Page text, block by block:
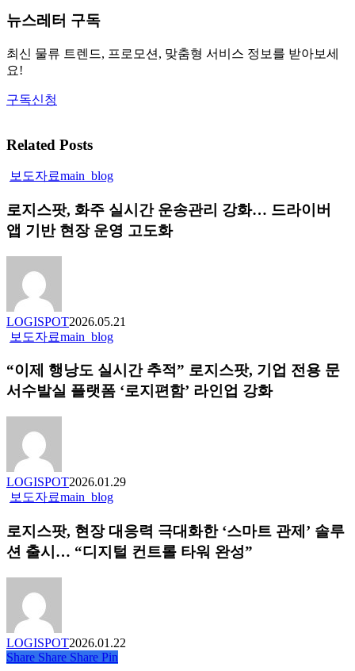
뉴스레터 구독
최신 물류 트렌드, 프로모션, 맞춤형 서비스 정보를 받아보세
요!
구독신청
Related Posts
보도자료main_blog로
스
팟,
화
운
송
리
강
버
앱
반
현
장
화
로지스팟, 화주 실시간 운송관리 강화… 드라이버
앱 기반 현장 운영 고도화
LOGISPOT2026.05.21
보도자료main_blog“이
행
낭
도
적”
로
스
팟,
문
서
“이제 행낭도 실시간 추적” 로지스팟, 기업 전용 문
서수발실 플랫폼 ‘로지편함’ 라인업 강화
LOGISPOT2026.01.29
보도자료main_blog로
스
팟, 현
장
대
화
로지스팟, 현장 대응력 극대화한 ‘스마트 관제’ 솔루
션 출시… “디지털 컨트롤 타워 완성”
LOGISPOT2026.01.22
Share Share Share Pin